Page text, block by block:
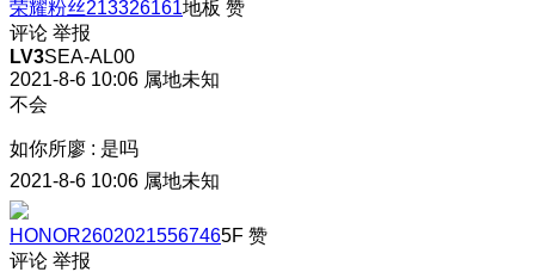
荣耀粉丝213326161地板 赞
评论 举报
LV3SEA-AL00
2021-8-6 10:06 属地未知
不会
如你所廖 : 是吗
2021-8-6 10:06 属地未知
HONOR26020215567465F 赞
评论 举报